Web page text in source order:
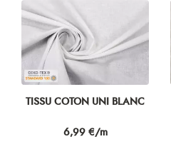
TISSU COTON UNI BLANC
Prix
6,99 €/m